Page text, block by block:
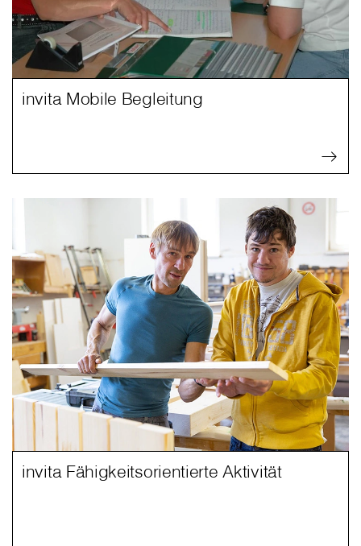
invita Mobile Begleitung
invita Fähigkeitsorientierte Aktivität